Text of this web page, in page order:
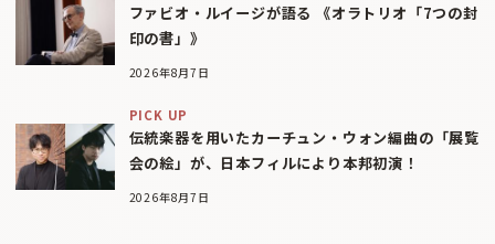
ファビオ・ルイージが語る 《オラトリオ「7つの封
印の書」》
2026年8月7日
PICK UP
伝統楽器を用いたカーチュン・ウォン編曲の「展覧
会の絵」が、日本フィルにより本邦初演！
2026年8月7日